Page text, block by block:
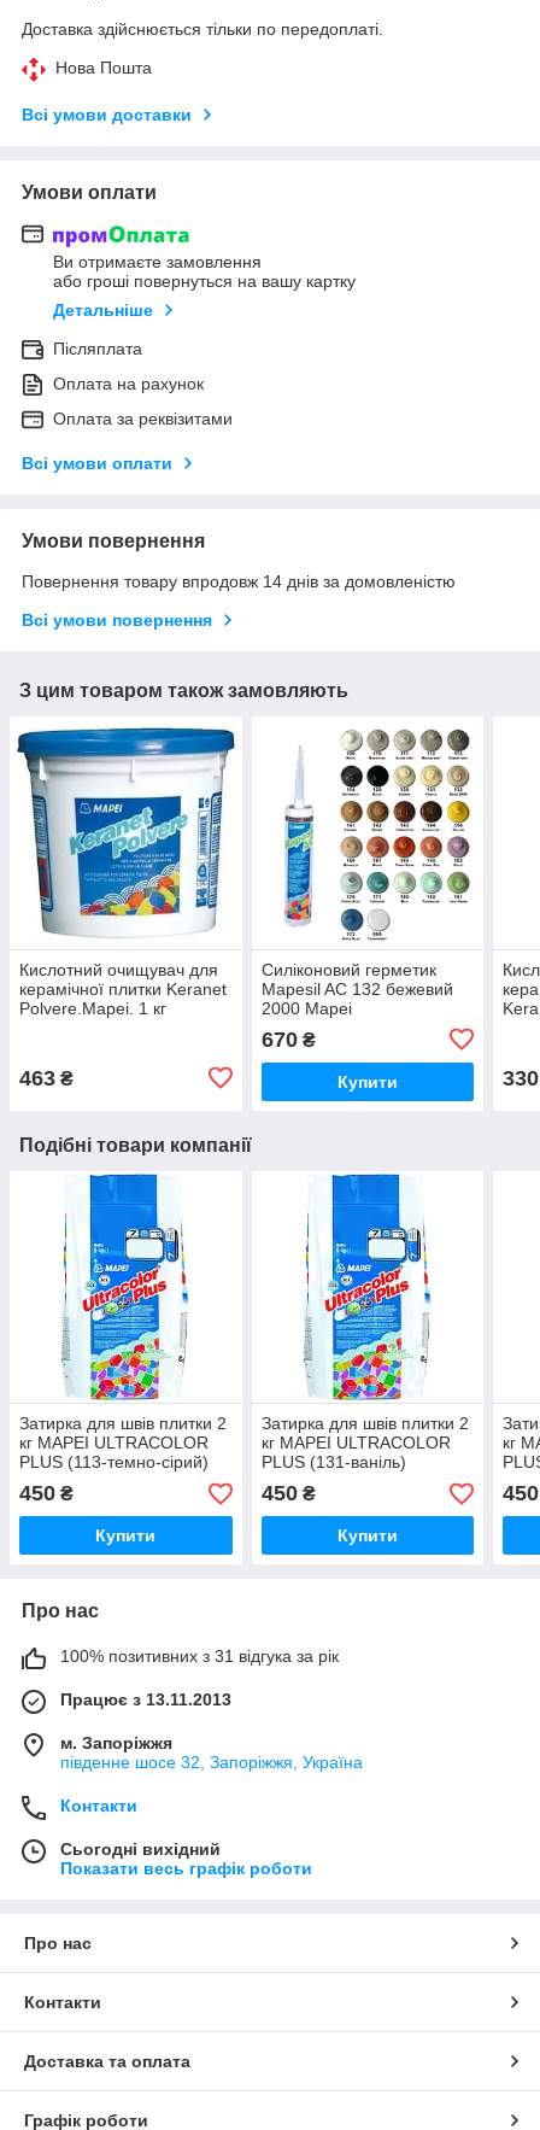
Доставка здійснюється тільки по передоплаті.
Нова Пошта
Всі умови доставки
Умови оплати
Ви отримаєте замовлення
або гроші повернуться на вашу картку
Детальніше
Післяплата
Оплата на рахунок
Оплата за реквізитами
Всі умови оплати
Умови повернення
Повернення товару впродовж 14 днів за домовленістю
Всі умови повернення
З цим товаром також замовляють
Кислотний очищувач для
керамічної плитки Keranet
Polvere.Mapei. 1 кг
463 ₴
Силіконовий герметик
Mapesil AC 132 бежевий
2000 Mapei
670₴
Купити 330
Подібні товари компанії
Затирка для швів плитки 2
кг MAPEI ULTRACOLOR
PLUS (113-темно-сірий)
450 ₴
Купити
Затирка для швів плитки 2
кг MAPEI ULTRACOLOR
PLUS (131-ваніль)
450₴
Купити
кг
450
Про нас
100% позитивних з 31 відгука за рік
Працює з 13.11.2013
м. Запоріжжя
південне шосе 32, Запоріжжя, Україна
Контакти
Сьогодні вихідний
Показати весь графік роботи
Про нас
Контакти
Доставка та оплата
Графік роботи